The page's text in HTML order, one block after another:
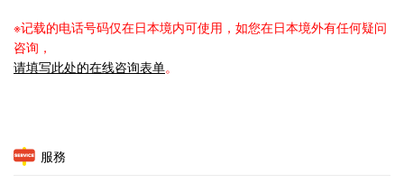
※记载的电话号码仅在日本境内可使用，如您在日本境外有任何疑问
咨询，
请填写此处的在线咨询表单。
服務